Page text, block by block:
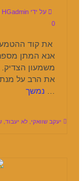
על ידי HGadmin
0
אנא המתן מספר
משמעון
את הרב על
נמשך
יעקב שוואקי לא יעבוד